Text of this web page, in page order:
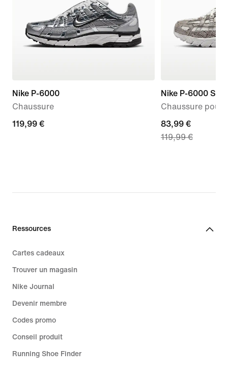
Nike P-6000
Chaussure
119,99 €
119,99 €
Nike P-6000 SE
Chaussure pour
current
price
119,99 €
83,99 €
119,99 €
Ressources
Cartes cadeaux
Trouver un magasin
Nike Journal
Devenir membre
Codes promo
Conseil produit
Running Shoe Finder